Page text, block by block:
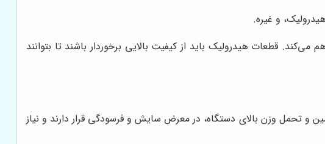
و غیره.
قطعات هیدرولیک باید از کیفیت بالایی برخوردار باشند تا بتوانند
و تحمل وزن بالای دستگاه، در معرض سایش و فرسودگی قرار دارند و نیاز